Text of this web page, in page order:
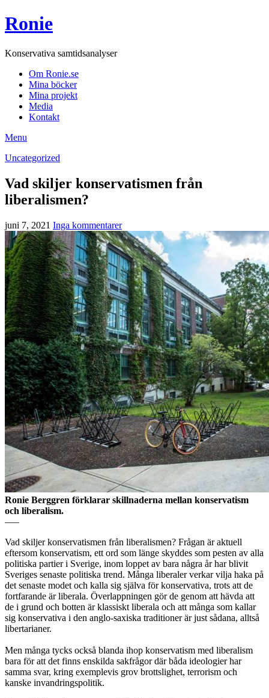
Ronie
Konservativa samtidsanalyser
Om Ronie.se
Mina böcker
Mina projekt
Media
Kontakt
Menu
Uncategorized
Vad skiljer konservatismen från
liberalismen?
juni 7, 2021 Inga kommentarer
Ronie Berggren förklarar skillnaderna mellan konservatism
och liberalism.
—–
Vad skiljer konservatismen från liberalismen? Frågan är aktuell
eftersom konservatism, ett ord som länge skyddes som pesten av alla
politiska partier i Sverige, inom loppet av bara några år har blivit
Sveriges senaste politiska trend. Många liberaler verkar vilja haka på
det senaste modet och kalla sig själva för konservativa, trots att de
fortfarande är liberala. Överlappningen gör de genom att hävda att
de i grund och botten är klassiskt liberala och att många som kallar
sig konservativa i den anglo-saxiska traditioner är just sådana, alltså
libertarianer.
Men många tycks också blanda ihop konservatism med liberalism
bara för att det finns enskilda sakfrågor där båda ideologier har
samma svar, kring exemplevis grov brottslighet, terrorism och
kanske invandringspolitik.